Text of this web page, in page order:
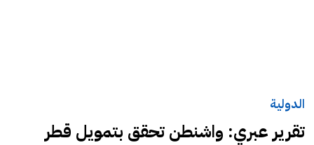
الدولية
تقرير عبري: واشنطن تحقق بتمويل قطر